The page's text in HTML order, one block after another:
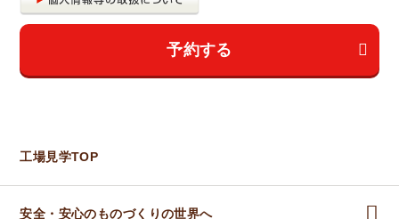
予約する
工場見学TOP
安全・安心のものづくりの世界へ